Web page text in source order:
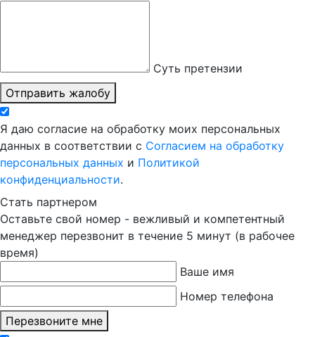
Суть претензии
Отправить жалобу
Я даю согласие на обработку моих персональных
данных в соответствии с Согласием на обработку
персональных данных и Политикой
конфиденциальности.
Стать партнером
Оставьте свой номер - вежливый и компетентный
менеджер перезвонит в течение 5 минут (в рабочее
время)
Ваше имя
Номер телефона
Перезвоните мне